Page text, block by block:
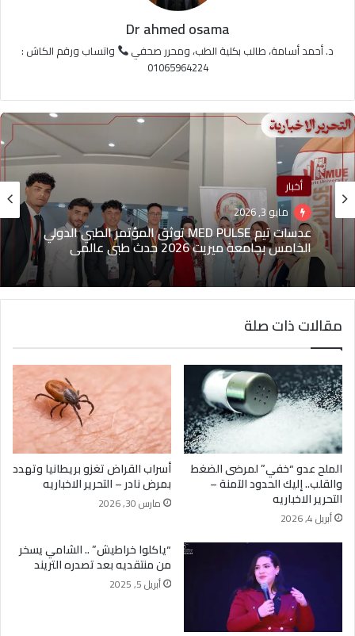
Dr ahmed osama
د. أحمد أسامة، طالب بكلية الطب، ومحرر صحفي
واتساب ورقم الكاش :
01065964224
أخبار
مايو 3, 2026
عدسات تيم MED PULSE توثق المؤتمر الطبي الدولي
الخامس بجامعة ميريت 2026 حدث طبي عالمي
ترندات
منذ 3 أسابيع
محمد سعيد أنور.. طالب بالكلية الحربية يجسد نموذج
الشباب الطموح في خدمة الوطن
مقالات ذات صلة
الملح عدو “خفي” لمرضى الضغط
والقلب.. إليك الحدود الآمنة –
التحرير الاخباريه
أبريل 4, 2026
أسراب القراض تغزو بريطانيا وتهدد
بمرض نادر – التحرير الاخباريه
مارس 30, 2026
“ياكلوا خراطيش” .. الشامي يسخر
من منتقديه بعد تصدره التريند
أبريل 5, 2025